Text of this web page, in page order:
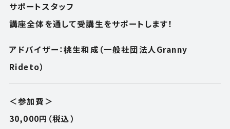
サポートスタッフ
講座全体を通して受講生をサポートします！
アドバイザー：桃生和成（一般社団法人Granny
Rideto）
＜参加費＞
30,000円（税込）